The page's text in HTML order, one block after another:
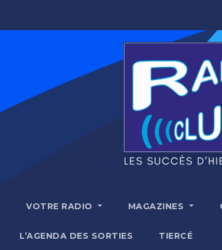
VOTRE RADIO MAGAZINES
L’AGENDA DES SORTIES TIERCÉ